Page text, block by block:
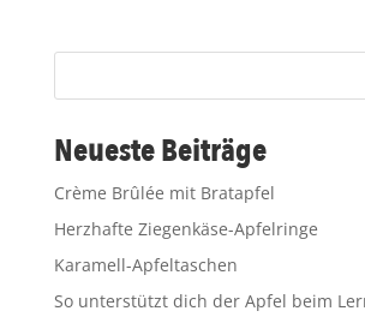
Neueste Beiträge
Crème Brûlée mit Bratapfel
Herzhafte Ziegenkäse-Apfelringe
Karamell-Apfeltaschen
So unterstützt dich der Apfel beim